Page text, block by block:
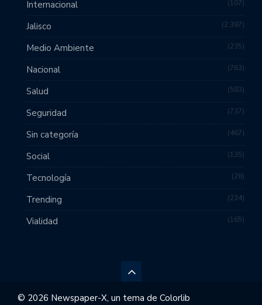
Internacional 107
Jalisco 2,387
Medio Ambiente 235
Nacional 763
Salud 583
Seguridad 737
Sin categoría 467
Social 135
Tecnología 28
Trending 234
Vialidad 165
© 2026 Newspaper-X, un tema de Colorlib